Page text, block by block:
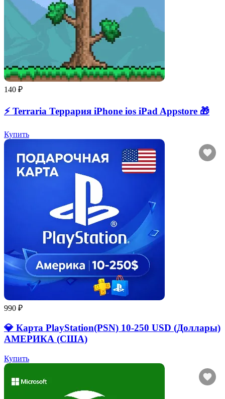
140 ₽
⚡️ Terraria Террария iPhone ios iPad Appstore 🎁
Купить
990 ₽
💎 Карта PlayStation(PSN) 10-250 USD (Доллары)
АМЕРИКА (США)
Купить